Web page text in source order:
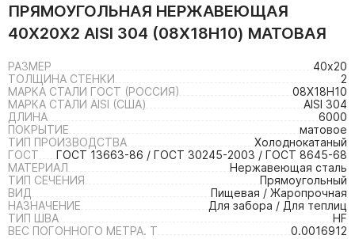
ПРЯМОУГОЛЬНАЯ НЕРЖАВЕЮЩАЯ
40Х20Х2 AISI 304 (08Х18Н10) МАТОВАЯ
РАЗМЕР
40х20
ТОЛЩИНА СТЕНКИ
2
МАРКА СТАЛИ ГОСТ (РОССИЯ)
08Х18Н10
МАРКА СТАЛИ AISI (США)
AISI 304
ДЛИНА
6000
ПОКРЫТИЕ
матовое
ТИП ПРОИЗВОДСТВА
Холоднокатаный
ГОСТ
ГОСТ 13663-86 / ГОСТ 30245-2003 / ГОСТ 8645-68
МАТЕРИАЛ
Нержавеющая сталь
ТИП СЕЧЕНИЯ
Прямоугольный
ВИД
Пищевая / Жаропрочная
НАЗНАЧЕНИЕ
Для забора / Для теплиц
ТИП ШВА
HF
ВЕС ПОГОННОГО МЕТРА. Т
0.0016912